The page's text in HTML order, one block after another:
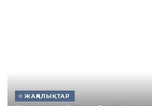
ЖАҢАЛЫҚТАР